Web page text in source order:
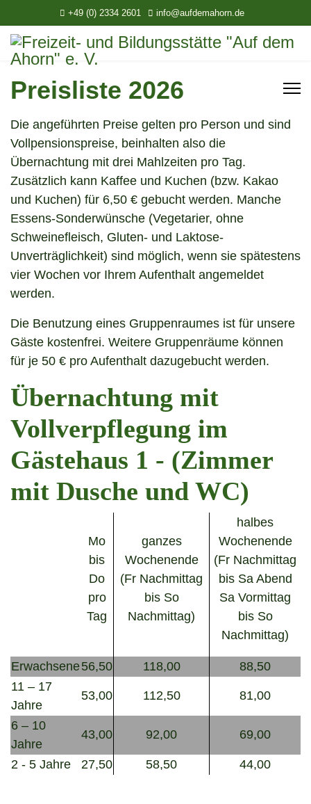
+49 (0) 2334 2601 info@aufdemahorn.de
Preisliste 2026
Die angeführten Preise gelten pro Person und sind
Vollpensionspreise, beinhalten also die
Übernachtung mit drei Mahlzeiten pro Tag.
Zusätzlich kann Kaffee und Kuchen (bzw. Kakao
und Kuchen) für 6,50 € gebucht werden. Manche
Essens-Sonderwünsche (Vegetarier, ohne
Schweinefleisch, Gluten- und Laktose-
Unverträglichkeit) sind möglich, wenn sie spätestens
vier Wochen vor Ihrem Aufenthalt angemeldet
werden.
Die Benutzung eines Gruppenraumes ist für unsere
Gäste kostenfrei. Weitere Gruppenräume können
für je 50 € pro Aufenthalt dazugebucht werden.
Übernachtung mit
Vollverpflegung im
Gästehaus 1 - (Zimmer
mit Dusche und WC)
Mo
bis
Do
pro
Tag
ganzes
Wochenende
(Fr Nachmittag
bis So
Nachmittag)
halbes
Wochenende
(Fr Nachmittag
bis Sa Abend
Sa Vormittag
bis So
Nachmittag)
Erwachsene56,50 118,00
88,50
11 – 17
Jahre
53,00 112,50 81,00
6 – 10
Jahre
43,00 92,00 69,00
2 - 5 Jahre 27,50 58,50 44,00